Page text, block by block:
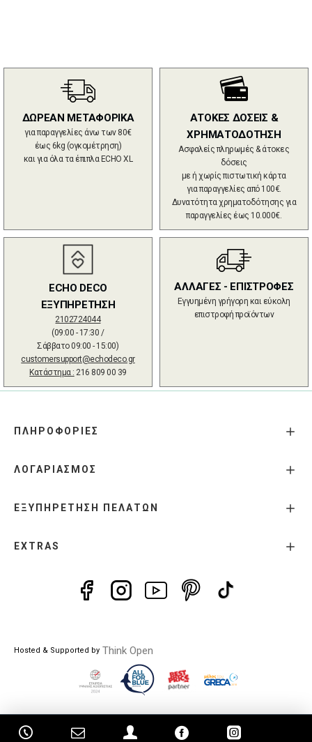
ΔΩΡΕΑΝ ΜΕΤΑΦΟΡΙΚΑ
για παραγγελίες άνω των 80€
έως 6kg (ογκομέτρηση)
και για όλα τα έπιπλα ECHO XL
ΑΤΟΚΕΣ ΔΟΣΕΙΣ &
ΧΡΗΜΑΤΟΔΟΤΗΣΗ
Ασφαλείς πληρωμές & άτοκες
δόσεις
με ή χωρίς πιστωτική κάρτα
για παραγγελίες από 100€.
Δυνατότητα χρηματοδότησης για
παραγγελίες έως 10.000€.
ECHO DECO
ΕΞΥΠΗΡΕΤΗΣΗ
2102724044
(09:00 - 17:30 /
Σάββατο 09:00 - 15:00)
customersupport@echodeco.gr
Κατάστημα : 216 809 00 39
ΑΛΛΑΓΕΣ - ΕΠΙΣΤΡΟΦΕΣ
Εγγυημένη γρήγορη και εύκολη
επιστροφή προϊόντων
ΠΛΗΡΟΦΟΡΙΕΣ
ΛΟΓΑΡΙΑΣΜΟΣ
ΕΞΥΠΗΡΕΤΗΣΗ ΠΕΛΑΤΩΝ
EXTRAS
Hosted & Supported by Think Open